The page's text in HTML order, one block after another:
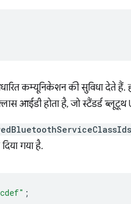
कम्यूनिकेशन की सुविधा देते
होता है, जो स्टैंडर्ड ब्लूटूथ
गया है.
;